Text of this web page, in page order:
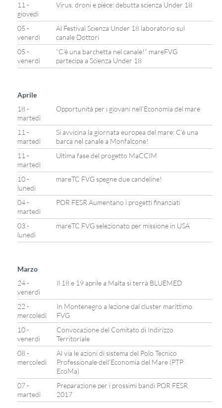
11 -
giovedì
Virus, droni e pièce: debutta scienza Under 18
05 -
venerdì
Al Festival Scienza Under 18 laboratorio sul
canale Dottori
05 -
venerdì
“C’è una barchetta nel canale!” mareFVG
partecipa a Scienza Under 18
Aprile
18 -
martedì
Opportunità per i giovani nell’Economia del mare
11 -
martedì
Si avvicina la giornata europea del mare: C’è una
barca nel canale a Monfalcone!
11 -
martedì
Ultima fase del progetto MaCCIM
10 -
lunedì
mareTC FVG spegne due candeline!
04 -
martedì
POR FESR Aumentano i progetti finanziati
03 -
lunedì
mareTC FVG selezionato per missione in USA
Marzo
24 -
venerdì
Il 18 e 19 aprile a Malta si terrà BLUEMED
22 -
mercoledì
In Montenegro a lezione dal cluster marittimo
FVG
10 -
venerdì
Convocazione del Comitato di Indirizzo
Territoriale
08 -
mercoledì
Al via le azioni di sistema del Polo Tecnico
Professionale dell’Economia del Mare (PTP
EcoMa)
07 -
martedì
Preparazione per i prossimi bandi POR FESR
2017